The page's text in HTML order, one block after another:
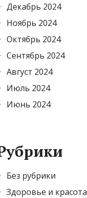
Декабрь 2024
Ноябрь 2024
Октябрь 2024
Сентябрь 2024
Август 2024
Июль 2024
Июнь 2024
Без рубрики
Здоровье и красота